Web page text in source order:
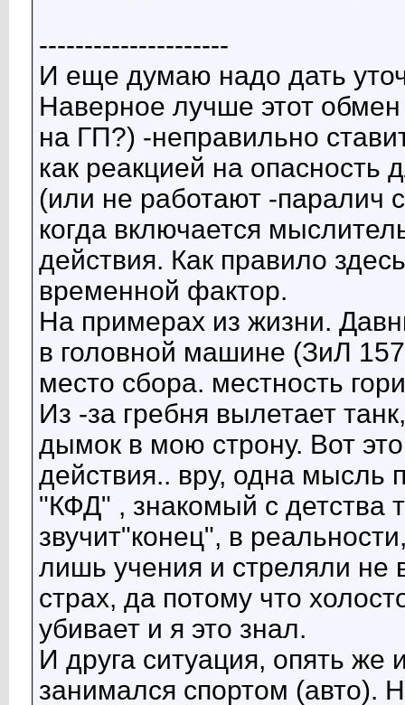
---------------------
И еще думаю надо дать
Наверное лучше этот
на ГП?) -неправильно
как реакцией на опасность
(или не работают -паралич
когда включается
действия. Как правило
временной фактор.
На примерах из жизни.
в головной машине (ЗиЛ
место сбора. местность
Из -за гребня вылетает
дымок в мою строну. Вот
действия.. вру, одна мысль
"КФД" , знакомый с детства
звучит"конец", в
лишь учения и стреляли не
страх, да потому что
убивает и я это знал.
И друга ситуация, опять же
занимался спортом (авто).